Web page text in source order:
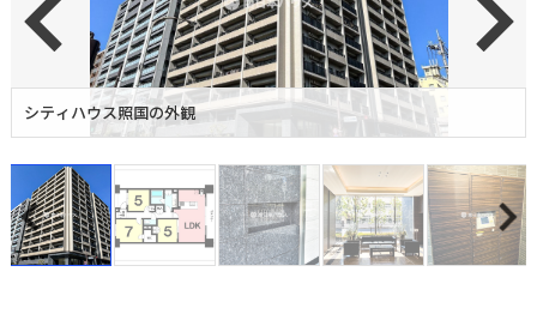
シティハウス照国の外観